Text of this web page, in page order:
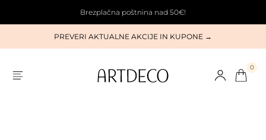
Brezplačna poštnina nad 50€!
PREVERI AKTUALNE AKCIJE IN KUPONE →
0